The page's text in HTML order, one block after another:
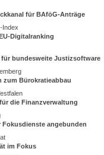
für BAföG-Anträge
Index
Digitalranking
für bundesweite Justizsoftware
zum Bürokratieabbau
die Finanzverwaltung
Fokusdienste angebunden
im Fokus